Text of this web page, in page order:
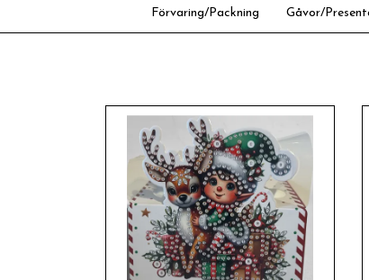
Förvaring/Packning Gåvor/